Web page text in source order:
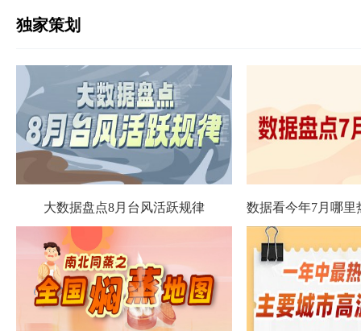
独家策划
大数据盘点8月台风活跃规律